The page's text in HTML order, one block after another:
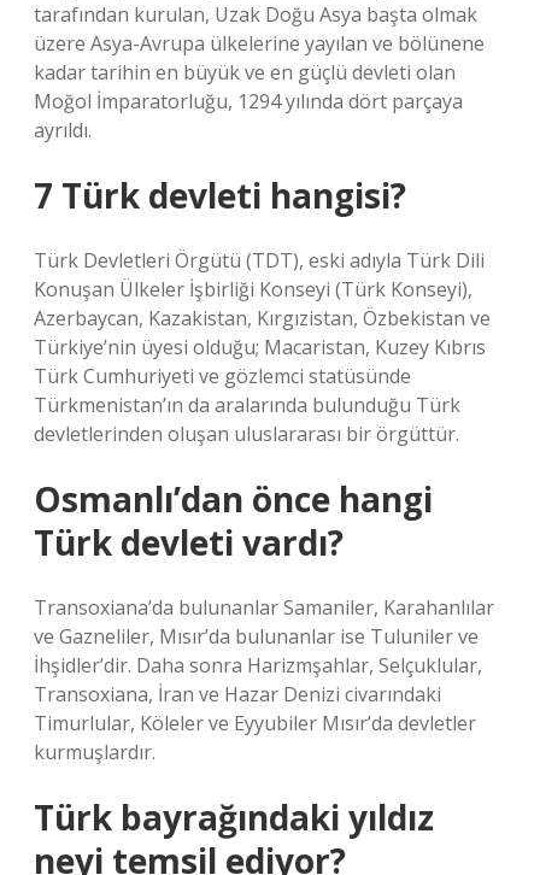
tarafından kurulan, Uzak Doğu Asya başta olmak
üzere Asya-Avrupa ülkelerine yayılan ve bölünene
kadar tarihin en büyük ve en güçlü devleti olan
Moğol İmparatorluğu, 1294 yılında dört parçaya
ayrıldı.
7 Türk devleti hangisi?
Türk Devletleri Örgütü (TDT), eski adıyla Türk Dili
Konuşan Ülkeler İşbirliği Konseyi (Türk Konseyi),
Azerbaycan, Kazakistan, Kırgızistan, Özbekistan ve
Türkiye’nin üyesi olduğu; Macaristan, Kuzey Kıbrıs
Türk Cumhuriyeti ve gözlemci statüsünde
Türkmenistan’ın da aralarında bulunduğu Türk
devletlerinden oluşan uluslararası bir örgüttür.
Osmanlı’dan önce hangi
Türk devleti vardı?
Transoxiana’da bulunanlar Samaniler, Karahanlılar
ve Gazneliler, Mısır’da bulunanlar ise Tuluniler ve
İhşidler’dir. Daha sonra Harizmşahlar, Selçuklular,
Transoxiana, İran ve Hazar Denizi civarındaki
Timurlular, Köleler ve Eyyubiler Mısır’da devletler
kurmuşlardır.
Türk bayrağındaki yıldız
neyi temsil ediyor?